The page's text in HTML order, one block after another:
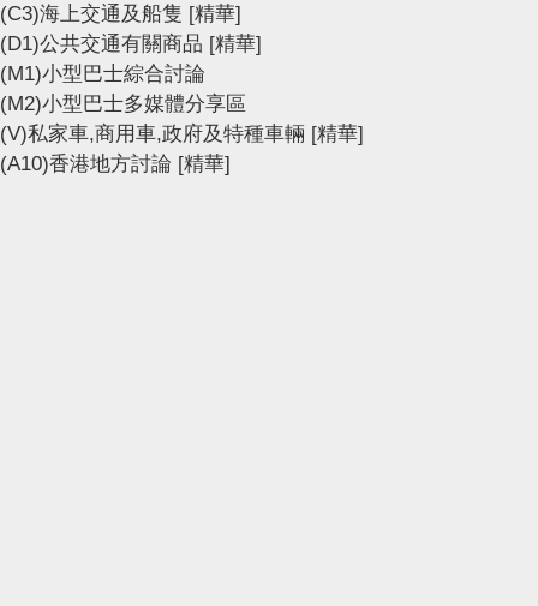
(C3)海上交通及船隻 [精華]
(D1)公共交通有關商品 [精華]
(M1)小型巴士綜合討論
(M2)小型巴士多媒體分享區
(V)私家車,商用車,政府及特種車輛 [精華]
(A10)香港地方討論 [精華]